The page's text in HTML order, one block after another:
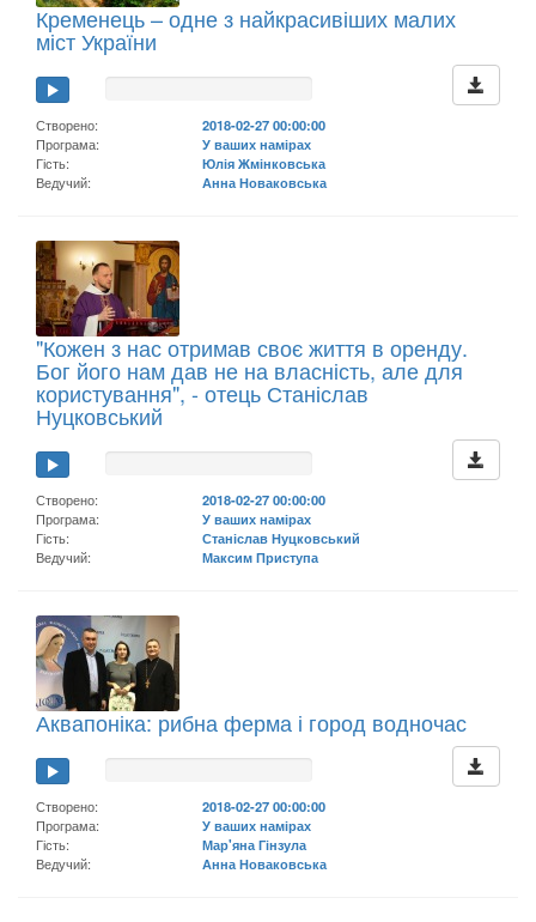
Кременець – одне з найкрасивіших малих
міст України
Створено:
2018-02-27 00:00:00
Програма:
У ваших намірах
Гість:
Юлія Жмінковська
Ведучий:
Анна Новаковська
"Кожен з нас отримав своє життя в оренду.
Бог його нам дав не на власність, але для
користування", - отець Станіслав
Нуцковський
Створено:
2018-02-27 00:00:00
Програма:
У ваших намірах
Гість:
Станіслав Нуцковський
Ведучий:
Максим Приступа
Аквапоніка: рибна ферма і город водночас
Створено:
2018-02-27 00:00:00
Програма:
У ваших намірах
Гість:
Мар'яна Гінзула
Ведучий:
Анна Новаковська